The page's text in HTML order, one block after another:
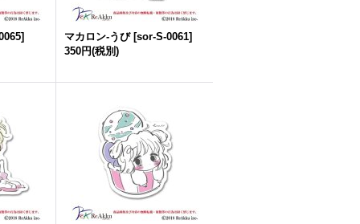
] マカロン-うび [sor-S-0061]
350円(税別)